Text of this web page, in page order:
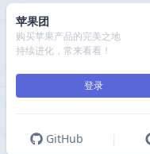
苹果团
购买苹果产品的完美之地
持续进化，常来看看！
登录
GitHub